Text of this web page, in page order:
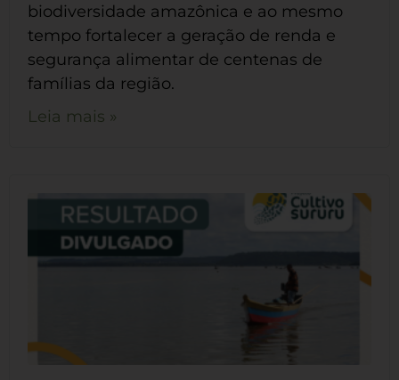
biodiversidade amazônica e ao mesmo
tempo fortalecer a geração de renda e
segurança alimentar de centenas de
famílias da região.
Leia mais »